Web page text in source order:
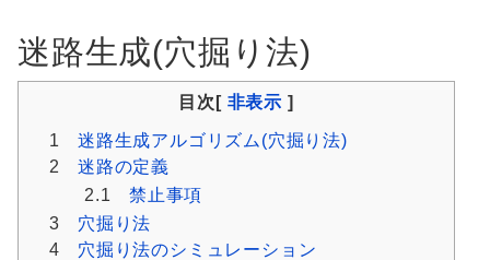
迷路生成(穴掘り法)
目次[ 非表示 ]
1
迷路生成アルゴリズム(穴掘り法)
2
迷路の定義
2.1
禁止事項
3
穴掘り法
4
穴掘り法のシミュレーション